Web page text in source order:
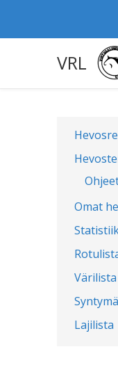
VRL
Omat
Värilista
Lajilista